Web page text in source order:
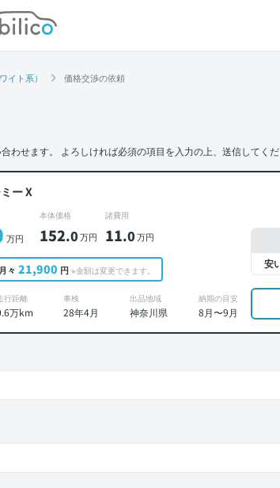
モビリコ
イト系） 価格交渉の依頼
わせます。 よろしければ必須の項目を入力の上、送信してくだ
ー X
万円
本体価格
152.0万円
諸費用
11.0万円
月々 21,900 円 ※金額は変更できます。
行距離
万km
車検
28年4月
出品地域
神奈川県
納期の目安
8月〜9月